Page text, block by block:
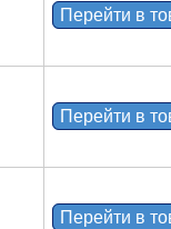
Перейти в
Перейти в
Перейти в